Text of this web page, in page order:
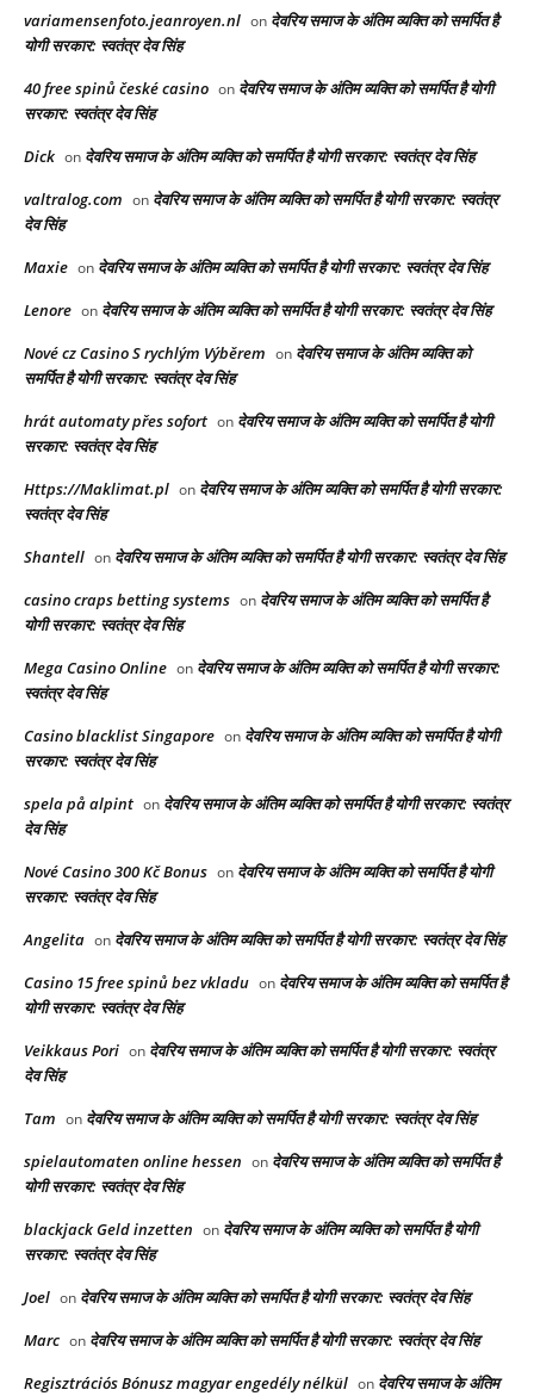
variamensenfoto.jeanroyen.nl on देवरिय समाज के अंतिम व्यक्ति को समर्पित है
योगी सरकार: स्वतंत्र देव सिंह
40 free spinů české casino on देवरिय समाज के अंतिम व्यक्ति को समर्पित है योगी
सरकार: स्वतंत्र देव सिंह
Dick on देवरिय समाज के अंतिम व्यक्ति को समर्पित है योगी सरकार: स्वतंत्र देव सिंह
valtralog.com on देवरिय समाज के अंतिम व्यक्ति को समर्पित है योगी सरकार: स्वतंत्र
देव सिंह
Maxie on देवरिय समाज के अंतिम व्यक्ति को समर्पित है योगी सरकार: स्वतंत्र देव सिंह
Lenore on देवरिय समाज के अंतिम व्यक्ति को समर्पित है योगी सरकार: स्वतंत्र देव सिंह
Nové cz Casino S rychlým Výběrem on देवरिय समाज के अंतिम व्यक्ति को
समर्पित है योगी सरकार: स्वतंत्र देव सिंह
hrát automaty přes sofort on देवरिय समाज के अंतिम व्यक्ति को समर्पित है योगी
सरकार: स्वतंत्र देव सिंह
Https://Maklimat.pl on देवरिय समाज के अंतिम व्यक्ति को समर्पित है योगी सरकार:
स्वतंत्र देव सिंह
Shantell on देवरिय समाज के अंतिम व्यक्ति को समर्पित है योगी सरकार: स्वतंत्र देव सिंह
casino craps betting systems on देवरिय समाज के अंतिम व्यक्ति को समर्पित है
योगी सरकार: स्वतंत्र देव सिंह
Mega Casino Online on देवरिय समाज के अंतिम व्यक्ति को समर्पित है योगी सरकार:
स्वतंत्र देव सिंह
Casino blacklist Singapore on देवरिय समाज के अंतिम व्यक्ति को समर्पित है योगी
सरकार: स्वतंत्र देव सिंह
spela på alpint on देवरिय समाज के अंतिम व्यक्ति को समर्पित है योगी सरकार: स्वतंत्र
देव सिंह
Nové Casino 300 Kč Bonus on देवरिय समाज के अंतिम व्यक्ति को समर्पित है योगी
सरकार: स्वतंत्र देव सिंह
Angelita on देवरिय समाज के अंतिम व्यक्ति को समर्पित है योगी सरकार: स्वतंत्र देव सिंह
Casino 15 free spinů bez vkladu on देवरिय समाज के अंतिम व्यक्ति को समर्पित है
योगी सरकार: स्वतंत्र देव सिंह
Veikkaus Pori on देवरिय समाज के अंतिम व्यक्ति को समर्पित है योगी सरकार: स्वतंत्र
देव सिंह
Tam on देवरिय समाज के अंतिम व्यक्ति को समर्पित है योगी सरकार: स्वतंत्र देव सिंह
spielautomaten online hessen on देवरिय समाज के अंतिम व्यक्ति को समर्पित है
योगी सरकार: स्वतंत्र देव सिंह
blackjack Geld inzetten on देवरिय समाज के अंतिम व्यक्ति को समर्पित है योगी
सरकार: स्वतंत्र देव सिंह
Joel on देवरिय समाज के अंतिम व्यक्ति को समर्पित है योगी सरकार: स्वतंत्र देव सिंह
Marc on देवरिय समाज के अंतिम व्यक्ति को समर्पित है योगी सरकार: स्वतंत्र देव सिंह
Regisztrációs Bónusz magyar engedély nélkül on देवरिय समाज के अंतिम